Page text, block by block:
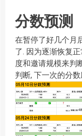
分数预测
在暂停了好几个月
了. 因为逐渐恢复
度和邀请规模来判
判断, 下一次的分